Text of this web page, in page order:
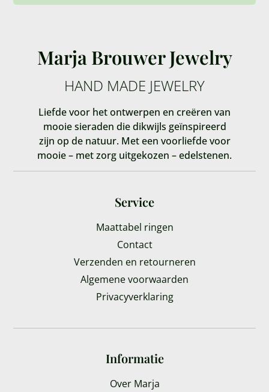
Marja Brouwer Jewelry
HAND MADE JEWELRY
Liefde voor het ontwerpen en creëren van
mooie sieraden die dikwijls geïnspireerd
zijn op de natuur. Met een voorliefde voor
mooie – met zorg uitgekozen – edelstenen.
Service
Maattabel ringen
Contact
Verzenden en retourneren
Algemene voorwaarden
Privacyverklaring
Informatie
Over Marja